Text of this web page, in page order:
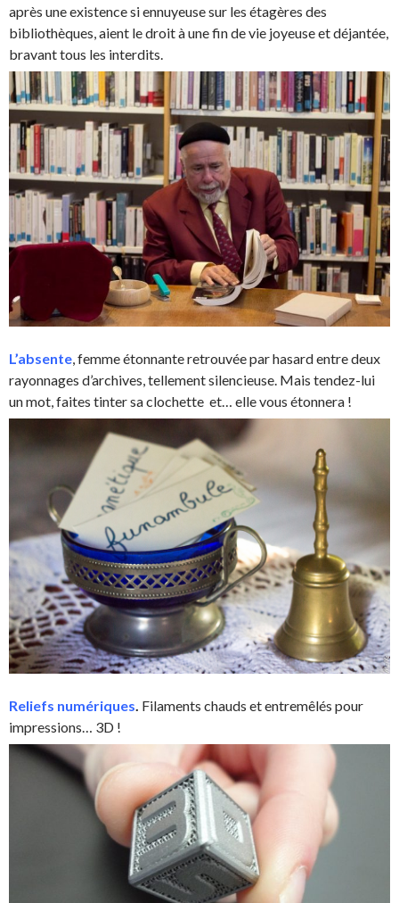
après une existence si ennuyeuse sur les étagères des
bibliothèques, aient le droit à une fin de vie joyeuse et déjantée,
bravant tous les interdits.
L’absente, femme étonnante retrouvée par hasard entre deux
rayonnages d’archives, tellement silencieuse. Mais tendez-lui
un mot, faites tinter sa clochette et… elle vous étonnera !
Reliefs numériques Filaments chauds et entremêlés pour
impressions… 3D !